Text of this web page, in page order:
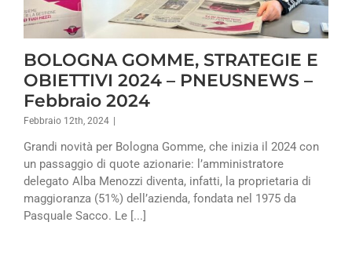
BOLOGNA GOMME, STRATEGIE E
OBIETTIVI 2024 – PNEUSNEWS –
Febbraio 2024
Febbraio 12th, 2024
Grandi novità per Bologna Gomme, che inizia il 2024 con
un passaggio di quote azionarie: l’amministratore
delegato Alba Menozzi diventa, infatti, la proprietaria di
maggioranza (51%) dell’azienda, fondata nel 1975 da
Pasquale Sacco. Le [...]